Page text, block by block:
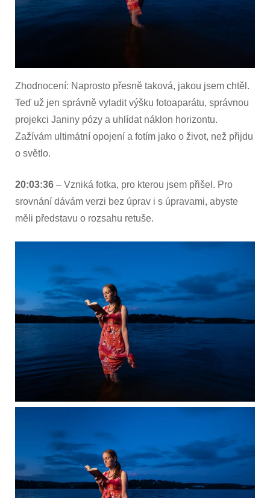
Zhodnocení: Naprosto přesně taková, jakou jsem chtěl.
Teď už jen správně vyladit výšku fotoaparátu, správnou
projekci Janiny pózy a uhlídat náklon horizontu.
Zažívám ultimátní opojení a fotím jako o život, než přijdu
o světlo.
20:03:36 – Vzniká fotka, pro kterou jsem přišel. Pro
srovnání dávám verzi bez úprav i s úpravami, abyste
měli představu o rozsahu retuše.